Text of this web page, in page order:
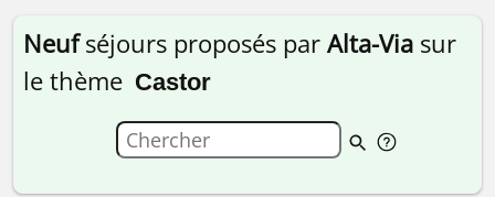
Neufséjours proposés par Alta-Via sur
le thème Castor